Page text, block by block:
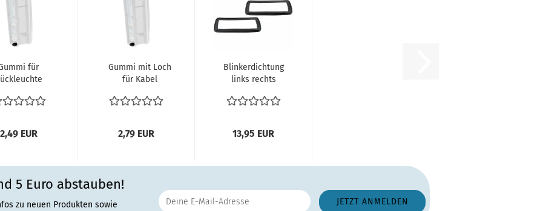
für
Bus 08.71-
2,49 EUR
Gummi mit Loch
für Kabel
Tülle für...
2,79 EUR
Blinkerdichtung
links rechts
Blinker VW
13,95 EUR
5 Euro abstauben!
zu neuen Produkten sowie